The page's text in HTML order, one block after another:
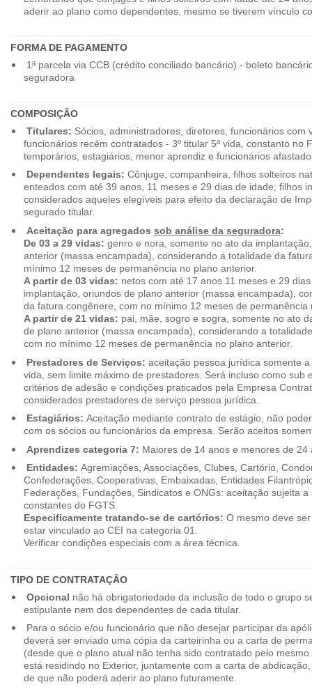
aderir ao plano como dependentes, mesmo se tiverem vínculo
FORMA DE PAGAMENTO
1ª parcela via CCB (crédito conciliado bancário) - boleto
seguradora
COMPOSIÇÃO
Titulares: Sócios, administradores, diretores, funcionários com
funcionários recém contratados - 3º titular 5ª vida, constanto no
temporários, estagiários, menor aprendiz e funcionários
Dependentes legais: Cônjuge, companheira, filhos solteiros
enteados com até 39 anos, 11 meses e 29 dias de idade; filhos
considerados aqueles elegíveis para efeito da declaração de
segurado titular.
Aceitação para agregados sob análise da seguradora:
De 03 a 29 vidas: genro e nora, somente no ato da
anterior (massa encampada), considerando a totalidade da
mínimo 12 meses de permanência no plano anterior.
A partir de 03 vidas: netos com até 17 anos 11 meses e 29
implantação, oriundos de plano anterior (massa encampada),
da fatura congênere, com no mínimo 12 meses de permanência
A partir de 21 vidas: pai, mãe, sogro e sogra, somente no ato
de plano anterior (massa encampada), considerando a
com no mínimo 12 meses de permanência no plano anterior.
Prestadores de Serviços: aceitação pessoa jurídica somente a
vida, sem limite máximo de prestadores. Será incluso como sub
critérios de adesão e condições praticados pela Empresa
considerados prestadores de serviço pessoa jurídica.
Estagiários: Aceitação mediante contrato de estágio, não
com os sócios ou funcionários da empresa. Serão aceitos
Aprendizes categoria 7: Maiores de 14 anos e menores de 24
Entidades: Agremiações, Associações, Clubes, Cartório,
Confederações, Cooperativas, Embaixadas, Entidades
Federações, Fundações, Sindicatos e ONGs: aceitação sujeita
constantes do FGTS.
Especificamente tratando-se de cartórios: O mesmo deve
estar vinculado ao CEI na categoria 01.
Verificar condições especiais com a área técnica.
TIPO DE CONTRATAÇÃO
Opcional não há obrigatoriedade da inclusão de todo o grupo
estipulante nem dos dependentes de cada titular.
Para o sócio e/ou funcionário que não desejar participar da
deverá ser enviado uma cópia da carteirinha ou a carta de
(desde que o plano atual não tenha sido contratado pelo
está residindo no Exterior, juntamente com a carta de
de que não poderá aderir ao plano futuramente.